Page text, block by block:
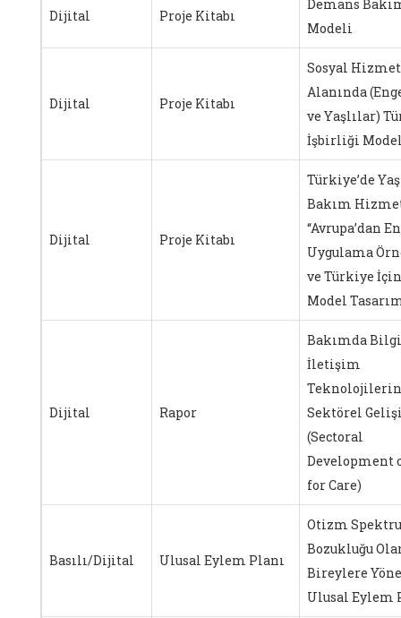
Dijital Proje Kitabı
Demans
Modeli
Dijital Proje Kitabı
Sosyal
Alanında
ve Yaşlılar)
İşbirliği
Dijital Proje Kitabı
Türkiye’de
Bakım
“Avrupa’dan
Uygulama
ve Türkiye
Model
Dijital Rapor
Bakımda
İletişim
Sektörel
(Sectoral
Development
for Care)
Basılı/Dijital Ulusal Eylem Planı
Otizm
Bozukluğu
Bireylere
Ulusal Eylem